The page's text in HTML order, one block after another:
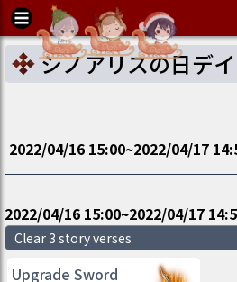
シノアリスの日デ
2022/04/16 15:00~2022/04/17
2022/04/16 15:00~2022/04/17
Clear 3 story verses
Upgrade Sword